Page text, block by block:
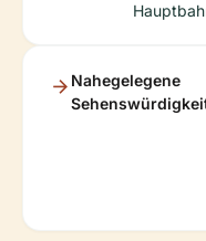
Nahegelegene